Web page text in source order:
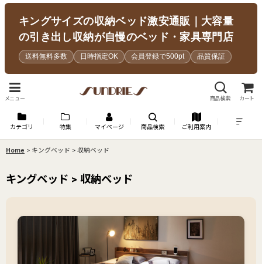
キングサイズの収納ベッド激安通販｜大容量
の引き出し収納が自慢のベッド・家具専門店
送料無料多数 日時指定OK 会員登録で500pt 品質保証
メニュー 商品検索 カート
カテゴリ 特集 マイページ 商品検索 ご利用案内
Home > キングベッド > 収納ベッド
キングベッド > 収納ベッド